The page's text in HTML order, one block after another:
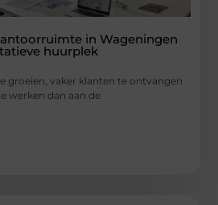
in Wageningen
huurplek
groeien, vaker klanten te ontvangen
werken dan aan de